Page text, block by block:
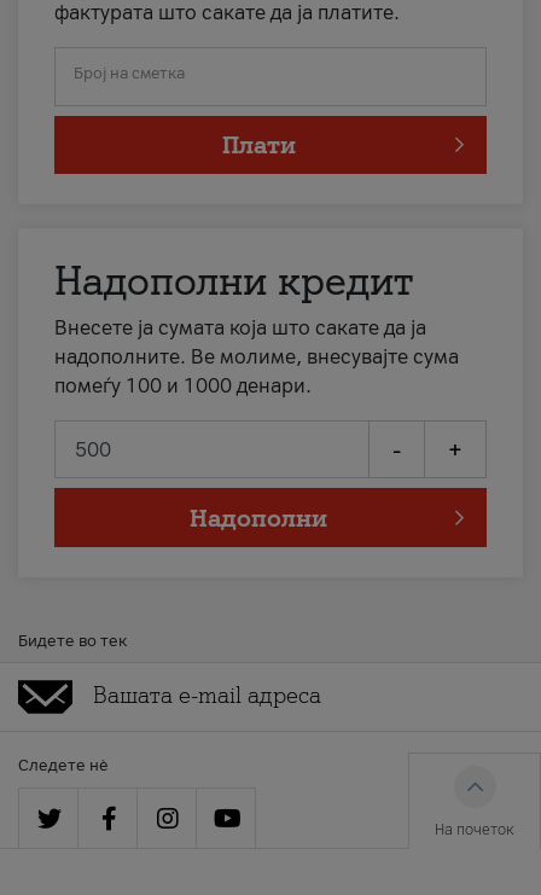
фактурата што сакате да ја платите.
Број на сметка
Плати
Надополни кредит
Внесете ја сумата која што сакате да ја
надополните. Ве молиме, внесувајте сума
помеѓу 100 и 1000 денари.
- +
Надополни
Бидете во тек
Следете нè
На почеток